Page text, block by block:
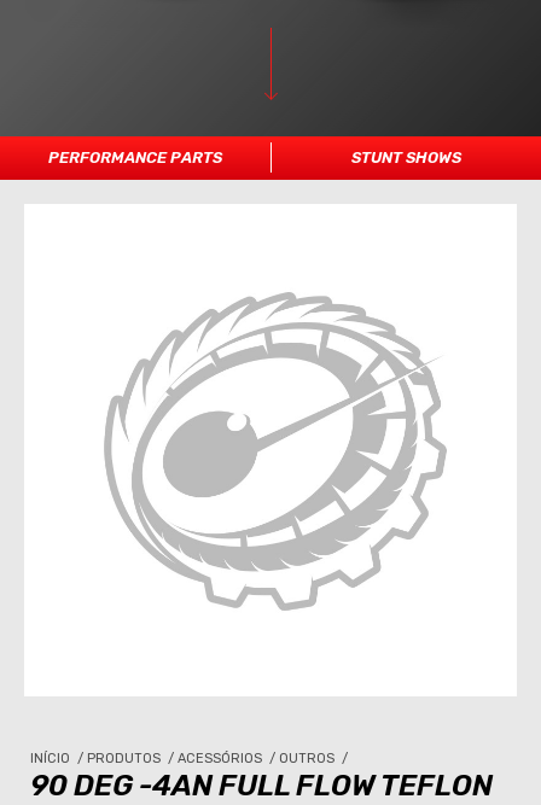
PERFORMANCE PARTS STUNT SHOWS
INÍCIO / PRODUTOS / ACESSÓRIOS / OUTROS /
90 DEG -4AN FULL FLOW TEFLON